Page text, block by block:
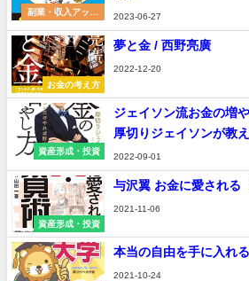
副業・収入アップ
2023-06-27
お金の考え方
夢と金 / 西野亮廣
2022-12-20
資産形成・投資
ジェイソン流お金の増
厚切りジェイソンが教
2022-09-01
資産形成・投資
与沢翼 お金に愛され
2021-11-06
本当の自由を手に入れ
2021-10-24